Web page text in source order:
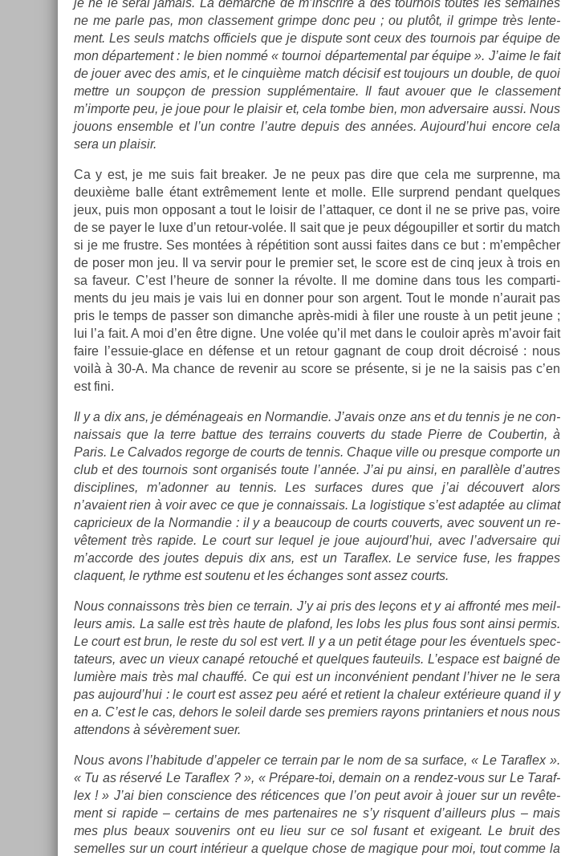
je ne le serai jamais. La démarche de m’inscrire à des tour­nois toutes les semaines
ne me parle pas, mon clas­se­ment grim­pe donc peu ; ou plutôt, il grim­pe très len­te­
ment. Les seuls matchs of­ficiels que je dis­pute sont ceux des tour­nois par équipe de
mon dépar­te­ment : le bien nommé « tour­noi dépar­tement­al par équipe ». J’aime le fait
de jouer avec des amis, et le cin­quiè­me match décisif est toujours un doub­le, de quoi
mettre un soupçon de pre­ss­ion sup­plémen­taire. Il faut avou­er que le clas­se­ment
m’im­porte peu, je joue pour le plaisir et, cela tombe bien, mon ad­versaire aussi. Nous
jouons en­semble et l’un con­tre l’autre de­puis des années. Aujourd’hui en­core cela
sera un plaisir.
Ca y est, je me suis fait break­er. Je ne peux pas dire que cela me sur­pren­ne, ma
deuxième balle étant ex­trême­ment lente et molle. Elle sur­prend pen­dant quel­ques
jeux, puis mon op­posant a tout le loisir de l’at­taqu­er, ce dont il ne se prive pas, voire
de se payer le luxe d’un retour-volée. Il sait que je peux dégoupill­er et sor­tir du match
si je me frustre. Ses montées à répéti­tion sont aussi faites dans ce but : m’empêcher
de poser mon jeu. Il va ser­vir pour le pre­mi­er set, le score est de cinq jeux à trois en
sa faveur. C’est l’heure de sonn­er la révolte. Il me domine dans tous les com­par­ti­
ments du jeu mais je vais lui en donn­er pour son ar­gent. Tout le monde n’aurait pas
pris le temps de pass­er son di­manche après-midi à filer une rous­te à un petit jeune ;
lui l’a fait. A moi d’en être digne. Une volée qu’il met dans le co­uloir après m’avoir fait
faire l’essuie-glace en défense et un re­tour gag­nant de coup droit décroisé : nous
voilà à 30-A. Ma chan­ce de re­venir au score se présente, si je ne la saisis pas c’en
est fini.
Il y a dix ans, je déménageais en Nor­mandie. J’avais onze ans et du ten­nis je ne con­
nais­sais que la terre bat­tue des ter­rains co­uverts du stade Pier­re de Co­uber­tin, à
Paris. Le Cal­vados re­gor­ge de co­urts de ten­nis. Chaque ville ou pre­sque com­por­te un
club et des tour­nois sont or­ganisés toute l’année. J’ai pu ainsi, en para­llèle d’aut­res
dis­cip­lines, m’adonn­er au ten­nis. Les sur­faces dures que j’ai découvert alors
n’avaient rien à voir avec ce que je con­nais­sais. La logis­tique s’est adaptée au climat
cap­ricieux de la Nor­mandie : il y a be­aucoup de co­urts co­uverts, avec souvent un re­
vête­ment très rapide. Le court sur lequel je joue aujourd’hui, avec l’ad­versaire qui
m’ac­corde des joutes de­puis dix ans, est un Taraf­lex. Le ser­vice fuse, les frap­pes
claquent, le rythme est soutenu et les échan­ges sont assez co­urts.
Nous con­nais­sons très bien ce ter­rain. J’y ai pris des leçons et y ai affronté mes meil­
leurs amis. La salle est très haute de plafond, les lobs les plus fous sont ainsi per­mis.
Le court est brun, le reste du sol est vert. Il y a un petit étage pour les éven­tuels spec­
tateurs, avec un vieux canapé re­touché et quel­ques fauteuils. L’es­pace est baigné de
lumière mais très mal chauffé. Ce qui est un in­convénient pen­dant l’hiver ne le sera
pas aujourd’hui : le court est assez peu aéré et re­tient la chaleur ex­térieure quand il y
en a. C’est le cas, de­hors le sol­eil darde ses pre­mi­ers rayons prin­tani­ers et nous nous
at­tendons à sévère­ment suer.
Nous avons l’habitude d’ap­pel­er ce ter­rain par le nom de sa sur­face, « Le Taraf­lex ».
« Tu as réservé Le Taraf­lex ? », « Prépare-toi, de­main on a rendez-vous sur Le Taraf­
lex ! » J’ai bien con­sci­ence des rétic­ences que l’on peut avoir à jouer sur un re­vête­
ment si rapide – cer­tains de mes par­tenaires ne s’y ris­quent d’ail­leurs plus – mais
mes plus beaux souvenirs ont eu lieu sur ce sol fusant et ex­igeant. Le bruit des
semel­les sur un court intérieur a quel­que chose de magique pour moi, tout comme la